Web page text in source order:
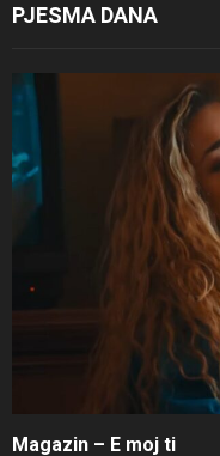
PJESMA DANA
Magazin – E moj ti